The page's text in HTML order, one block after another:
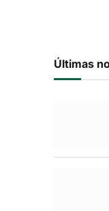
Últimas